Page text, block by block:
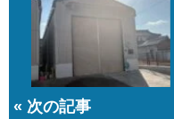
« 次の記事